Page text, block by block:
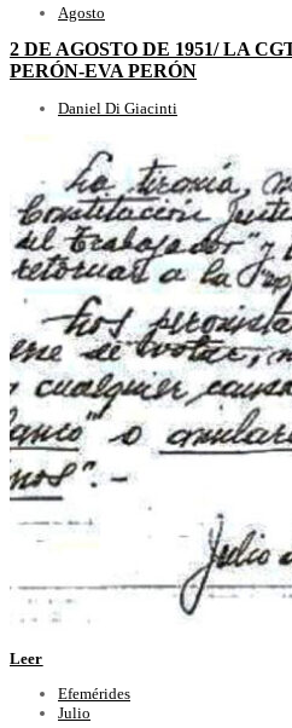
Agosto
2 DE AGOSTO DE 1951/ LA
PERÓN-EVA PERÓN
Daniel Di Giacinti
Leer
Efemérides
Julio